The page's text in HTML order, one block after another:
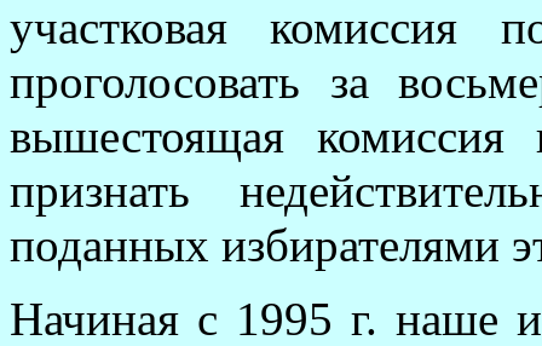
участковая комиссия
проголосовать за
вышестоящая комиссия
признать
поданных избирателями
Начиная с 1995 г. наше